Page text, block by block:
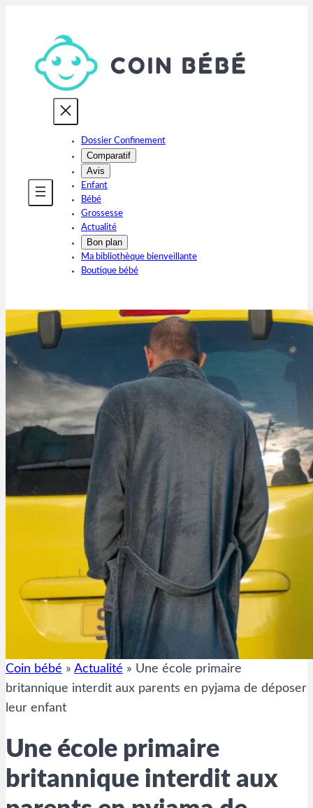
contenu
Dossier Confinement
Comparatif
Avis
Enfant
Bébé
Grossesse
Actualité
Bon plan
Ma bibliothèque bienveillante
Boutique bébé
Coin bébé » Actualité » Une école primaire
britannique interdit aux parents en pyjama de déposer
leur enfant
Une école primaire
britannique interdit aux